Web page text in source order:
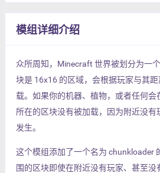
模组详细介绍
众所周知，Minecraft 世界被划分为一
块是 16x16 的区域，会根据玩家与其
载。如果你的机器、植物，或者任何
所在的区块没有被加载，因为附近没
发生。
这个模组添加了一个名为 chunkloader
围的区块即使在附近没有玩家、甚至没